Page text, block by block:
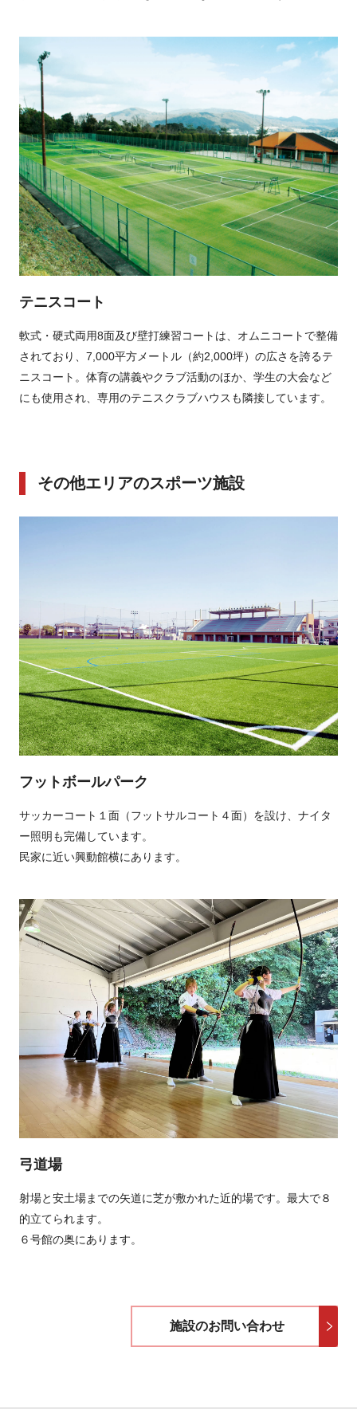
テニスコート
軟式・硬式両用8面及び壁打練習コートは、オムニコートで整備
されており、7,000平方メートル（約2,000坪）の広さを誇るテ
ニスコート。体育の講義やクラブ活動のほか、学生の大会など
にも使用され、専用のテニスクラブハウスも隣接しています。
その他エリアのスポーツ施設
フットボールパーク
サッカーコート１面（フットサルコート４面）を設け、ナイタ
ー照明も完備しています。
民家に近い興動館横にあります。
弓道場
射場と安土場までの矢道に芝が敷かれた近的場です。最大で８
的立てられます。
６号館の奥にあります。
施設のお問い合わせ